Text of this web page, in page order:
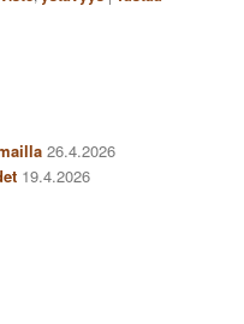
26.4.2026
19.4.2026